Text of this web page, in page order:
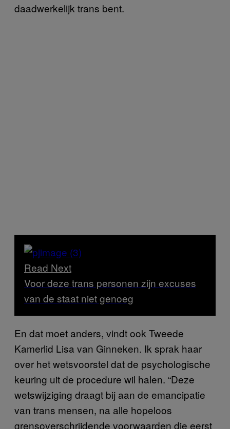
daadwerkelijk trans bent.
Read Next
Voor deze trans personen zijn excuses
van de staat niet genoeg
En dat moet anders, vindt ook Tweede
Kamerlid Lisa van Ginneken. Ik sprak haar
over het wetsvoorstel dat de psychologische
keuring uit de procedure wil halen. “Deze
wetswijziging draagt bij aan de emancipatie
van trans mensen, na alle hopeloos
grensoverschrijdende voorwaarden die eerst